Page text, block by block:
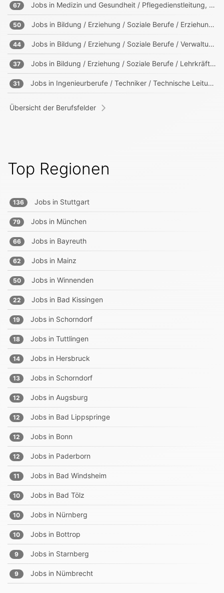
67 Jobs in Medizin und Gesundheit / Pflegedienstleitung, Heimleitung
50 Jobs in Bildung / Erziehung / Soziale Berufe / Erziehung, Sozialpädagogik
44 Jobs in Bildung / Erziehung / Soziale Berufe / Verwaltung in Bildungs- und sozialen Einrichtungen
37 Jobs in Bildung / Erziehung / Soziale Berufe / Lehrkräfte, Trainer, Ausbilder
31 Jobs in Ingenieurberufe / Techniker / Technische Leitung, Projektleitung
Übersicht der Berufsfelder
Top Regionen
136 Jobs in Stuttgart
79 Jobs in München
66 Jobs in Bayreuth
62 Jobs in Mainz
50 Jobs in Winnenden
22 Jobs in Bad Kissingen
19 Jobs in Schorndorf
18 Jobs in Tuttlingen
14 Jobs in Hersbruck
13 Jobs in Schorndorf
12 Jobs in Augsburg
12 Jobs in Bad Lippspringe
12 Jobs in Bonn
12 Jobs in Paderborn
11 Jobs in Bad Windsheim
10 Jobs in Bad Tölz
10 Jobs in Nürnberg
10 Jobs in Bottrop
9 Jobs in Starnberg
9 Jobs in Nümbrecht